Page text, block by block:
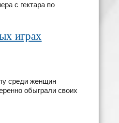
с гектара по
играх
среди женщин
обыграли своих